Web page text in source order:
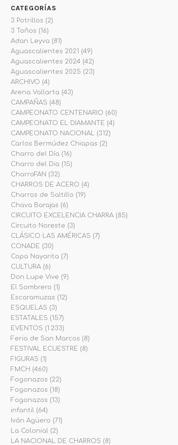
CATEGORÍAS
3 Potrillos (2)
3 Toños (16)
Adan Leyva (81)
Aguascalientes 2021 (49)
Aguascalientes 2024 (42)
Aguascalientes 2025 (23)
ARCHIVO (4)
Arena Vallarta (43)
CAMPAÑAS (48)
CAMPEONATO CENTENARIO (60)
CAMPEONATO EL DIAMANTE (4)
CAMPEONATO NACIONAL
(312)
Carlos Bermúdez Chiapas (2)
Charro del Día (16)
Charro del Dia (15)
CharroFAN (32)
CHARROS DE ACERO (4)
Charros de Saltillo (19)
Chava Barajas (6)
CIRCUITO EXCELENCIA CHARRA (85)
Circuito Noreste (3)
CLÁSICO LAS AMÉRICAS (7)
CONADE (30)
Copa Nayarita (7)
CULTURA (6)
Don Lupe Vive (9)
El Sombrero (1)
Escaramuzas (12)
ESQUELAS (3)
ESTATALES (157)
EVENTOS (1.233)
Feria de San Marcos (8)
FESTIVAL ECUESTRE (8)
FIGURAS (1)
FMCH (460)
Fogonazos (22)
Fogonazos (18)
Fogonazos (13)
infantil
(64)
Iván Agüero (71)
La Colonial
(2)
LA NACIONAL DE CHARROS (8)